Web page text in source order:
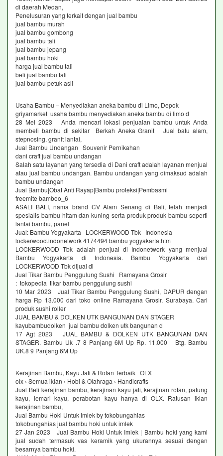
di daerah Medan,
Penelusuran yang terkait dengan jual bambu
jual bambu murah
jual bambu gombong
jual bambu tali
jual bambu jepang
jual bambu hoki
harga jual bambu tali
beli jual bambu tali
jual bambu petuk asli
Usaha Bambu – Menyediakan aneka bambu di Limo, Depok
griyamarket usaha bambu menyediakan aneka bambu di limo d
28 Mei 2023 Anda mencari lokasi penjualan bambu untuk Anda
membeli bambu di sekitar Berkah Aneka Granit Jual batu alam,
stepnosing, granit lantai,
Jual Bambu Undangan Souvenir Pernikahan
dani craft jual bambu undangan
Salah satu layanan yang tersedia di Dani craft adalah layanan menjual
atau jual bambu undangan. Bambu undangan yang dimaksud adalah
bambu undangan
Jual Bambu|Obat Anti Rayap|Bambu proteksi|Pembasmi
freemite bamboo_6
ASALI BALI, nama brand CV Alam Senang di Bali, telah menjadi
spesialis bambu hitam dan kuning serta produk produk bambu seperti
lantai bambu, panel
Jual: Bambu Yogyakarta LOCKERWOOD Tbk Indonesia
lockerwood.indonetwork 4174494 bambu yogyakarta.htm
LOCKERWOOD Tbk adalah penjual di Indonetwork yang menjual
Bambu Yogyakarta di Indonesia. Bambu Yogyakarta dari
LOCKERWOOD Tbk dijual di
Jual Tikar Bambu Penggulung Sushi Ramayana Grosir
: tokopedia tikar bambu penggulung sushi
10 Mar 2023 Jual Tikar Bambu Penggulung Sushi, DAPUR dengan
harga Rp 13.000 dari toko online Ramayana Grosir, Surabaya. Cari
produk sushi roller
JUAL BAMBU & DOLKEN UTK BANGUNAN DAN STAGER
kayubambudolken jual bambu dolken utk bangunan d
17 Agt 2023 JUAL BAMBU & DOLKEN UTK BANGUNAN DAN
STAGER. Bambu Uk .7 8 Panjang 6M Up Rp. 11.000 Btg. Bambu
UK.8 9 Panjang 6M Up
Kerajinan Bambu, Kayu Jati & Rotan Terbaik OLX
olx › Semua iklan › Hobi & Olahraga › Handicrafts
Jual Beli kerajinan bambu, kerajinan kayu jati, kerajinan rotan, patung
kayu, lemari kayu, perabotan kayu hanya di OLX. Ratusan iklan
kerajinan bambu,
Jual Bambu Hoki Untuk Imlek by tokobungahias
tokobungahias jual bambu hoki untuk imlek
27 Jan 2023 Jual Bambu Hoki Untuk Imlek | Bambu hoki yang kami
jual sudah termasuk vas keramik yang ukurannya sesuai dengan
besarnya bambu hoki.